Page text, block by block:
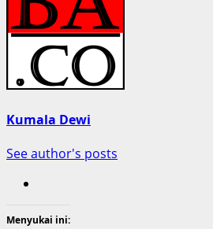
Kumala Dewi
See author's posts
Menyukai ini: